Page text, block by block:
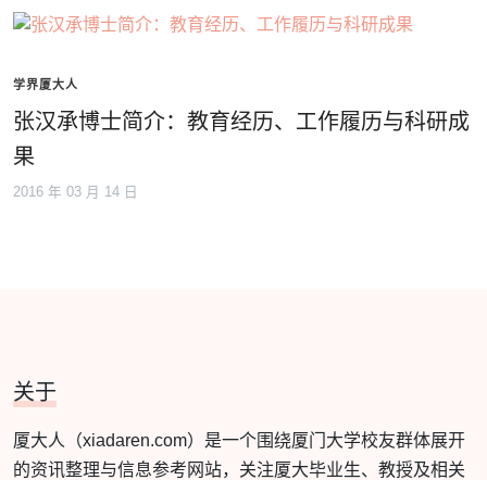
学界厦大人
张汉承博士简介：教育经历、工作履历与科研成
果
2016 年 03 月 14 日
关于
厦大人（xiadaren.com）是一个围绕厦门大学校友群体展开
的资讯整理与信息参考网站，关注厦大毕业生、教授及相关